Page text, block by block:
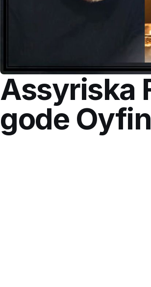
Assyriska
gode Oyfin